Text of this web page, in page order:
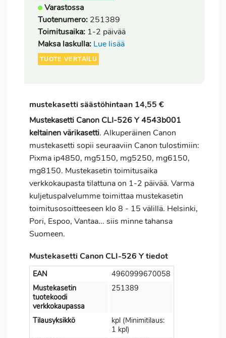
Varastossa
Tuotenumero: 251389
Toimitusaika: 1-2 päivää
Maksa laskulla: Lue lisää
TUOTE VERTAILU
mustekasetti säästöhintaan 14,55 €
Mustekasetti Canon CLI-526 Y 4543b001
keltainen värikasetti. Alkuperäinen Canon
mustekasetti sopii seuraaviin Canon tulostimiin:
Pixma ip4850, mg5150, mg5250, mg6150,
mg8150. Mustekasetin toimitusaika
verkkokaupasta tilattuna on 1-2 päivää. Varma
kuljetuspalvelumme toimittaa mustekasetin
toimitusosoitteeseen klo 8 - 15 välillä. Helsinki,
Pori, Espoo, Vantaa... siis minne tahansa
Suomeen.
Mustekasetti Canon CLI-526 Y tiedot
EAN
4960999670058
Mustekasetin
tuotekoodi
verkkokaupassa
251389
Tilausyksikkö
kpl (Minimitilaus:
1 kpl)